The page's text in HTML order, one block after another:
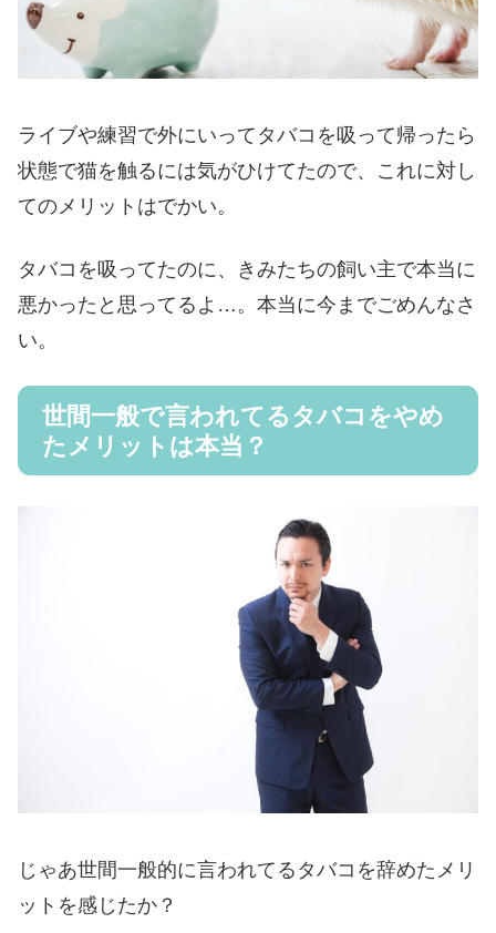
ライブや練習で外にいってタバコを吸って帰ったら
状態で猫を触るには気がひけてたので、これに対し
てのメリットはでかい。
タバコを吸ってたのに、きみたちの飼い主で本当に
悪かったと思ってるよ…。本当に今までごめんなさ
い。
世間一般で言われてるタバコをやめ
たメリットは本当？
じゃあ世間一般的に言われてるタバコを辞めたメリ
ットを感じたか？